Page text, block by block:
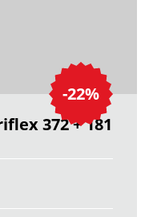
-22%
372 + 181